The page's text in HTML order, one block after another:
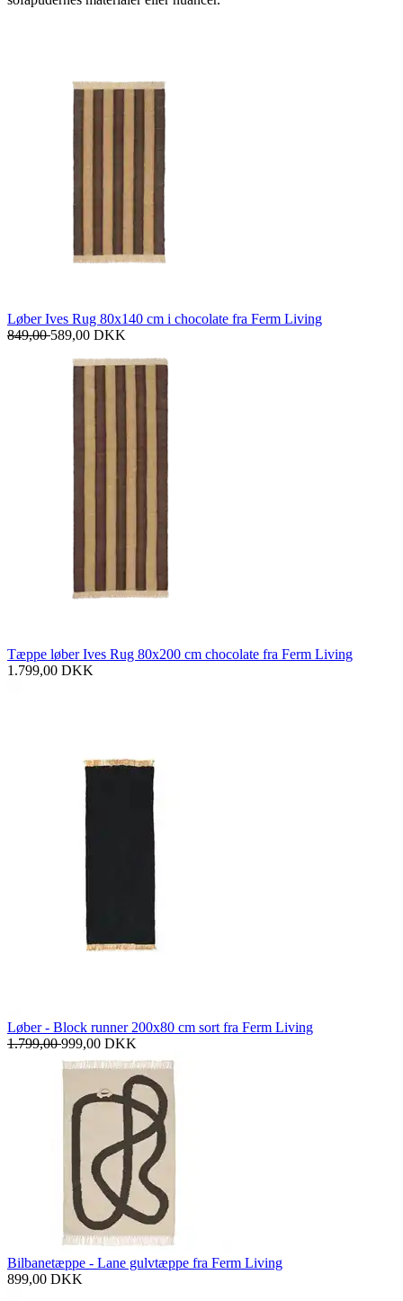
Løber Ives Rug 80x140 cm i chocolate fra Ferm Living
849,00589,00 DKK
Tæppe løber Ives Rug 80x200 cm chocolate fra Ferm Living
1.799,00 DKK
Løber - Block runner 200x80 cm sort fra Ferm Living
1.799,00999,00 DKK
Bilbanetæppe - Lane gulvtæppe fra Ferm Living
899,00 DKK